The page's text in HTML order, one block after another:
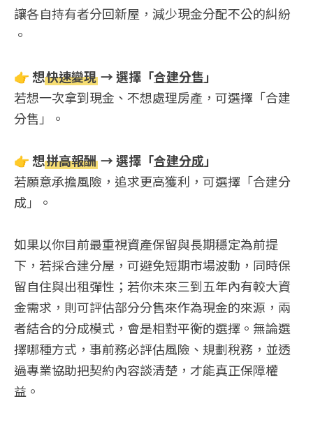
讓各自持有者分回新屋，減少現金分配不公的糾紛
。
👉想快速變現 → 選擇「合建分售」
若想一次拿到現金、不想處理房產，可選擇「合建
分售」。
👉想拼高報酬 → 選擇「合建分成」
若願意承擔風險，追求更高獲利，可選擇「合建分
成」。
如果以你目前最重視資產保留與長期穩定為前提
下，若採合建分屋，可避免短期市場波動，同時保
留自住與出租彈性；若你未來三到五年內有較大資
金需求，則可評估部分分售來作為現金的來源，兩
者結合的分成模式，會是相對平衡的選擇。無論選
擇哪種方式，事前務必評估風險、規劃稅務，並透
過專業協助把契約內容談清楚，才能真正保障權
益。